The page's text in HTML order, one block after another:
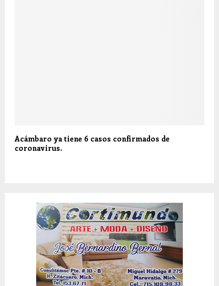
Acámbaro ya tiene 6 casos confirmados de
coronavirus.